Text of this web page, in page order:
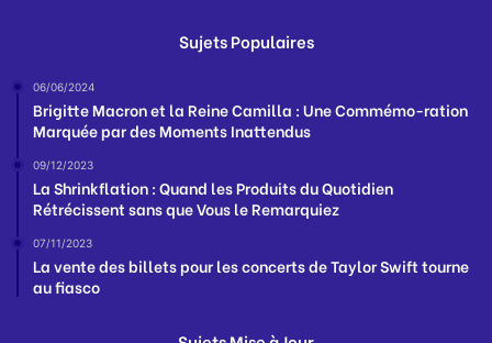
Sujets Populaires
06/06/2024
Brigitte Macron et la Reine Camilla : Une Commémo-ration
Marquée par des Moments Inattendus
09/12/2023
La Shrinkflation : Quand les Produits du Quotidien
Rétrécissent sans que Vous le Remarquiez
07/11/2023
La vente des billets pour les concerts de Taylor Swift tourne
au fiasco